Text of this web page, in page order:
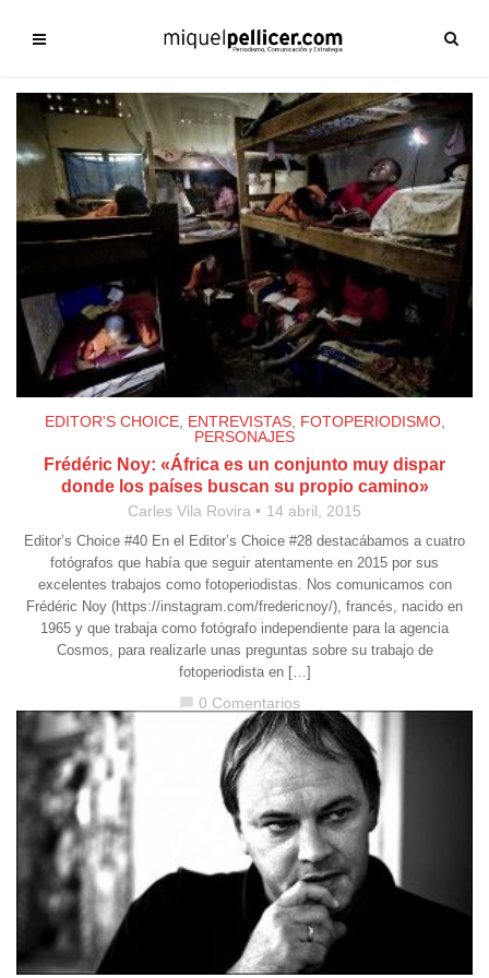
EDITOR'S CHOICE, ENTREVISTAS, FOTOPERIODISMO,
PERSONAJES
Frédéric Noy: «África es un conjunto muy dispar
donde los países buscan su propio camino»
Carles Vila Rovira 14 abril, 2015
Editor’s Choice #40 En el Editor’s Choice #28 destacábamos a cuatro
fotógrafos que había que seguir atentamente en 2015 por sus
excelentes trabajos como fotoperiodistas. Nos comunicamos con
Frédéric Noy (https://instagram.com/fredericnoy/), francés, nacido en
1965 y que trabaja como fotógrafo independiente para la agencia
Cosmos, para realizarle unas preguntas sobre su trabajo de
fotoperiodista en […]
0 Comentarios